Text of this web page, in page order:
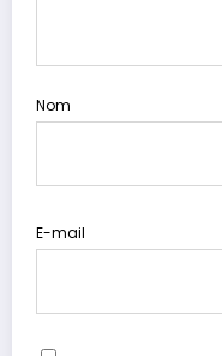
Nom
E-mail